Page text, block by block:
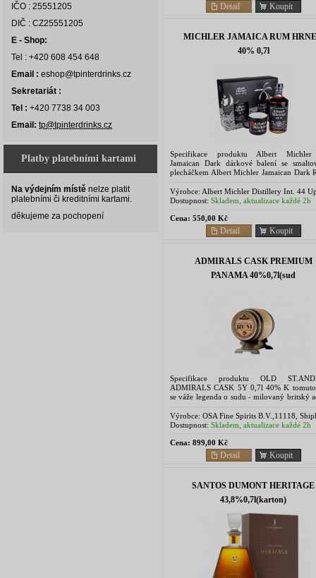
IČO : 25551205
DIČ : CZ25551205
E - Shop:
Tel : +420 608 454 648
Email : eshop@tpinterdrinks.cz
Sekretariát :
Tel : +420 7738 34 003
Email: tp@tpinterdrinks.cz
Platby platebními kartami
Na výdejním místě nelze platit
platebními či kreditními kartami.
děkujeme za pochopení
Koupit
Detail
MICHLER JAMAICA RUM
40% 0,7l
Specifikace produktu Albert Michler
Jamaican Dark dárkové balení se
plecháčkem Albert Michler Jamaican Dark
metodou Pot Still....
Výrobce: Albert Michler Distillery Int. 44
Belgrave Road, Bristol, UK
Dostupnost: Skladem, aktualizace každé 2h
Cena: 550,00 Kč
Koupit
Detail
ADMIRALS CASK PREMIUM
PANAMA 40%0,7l(sud
Specifikace produktu OLD
ADMIRALS CASK 5Y 0,7l 40% K
se váže legenda o sudu - milovaný britský
francouzským...
Výrobce: OSA Fine Spirits B.V.,11118,
NL
Dostupnost: Skladem, aktualizace každé 2h
Cena: 899,00 Kč
Koupit
Detail
SANTOS DUMONT HERITAGE
43,8%0,7l(karton)